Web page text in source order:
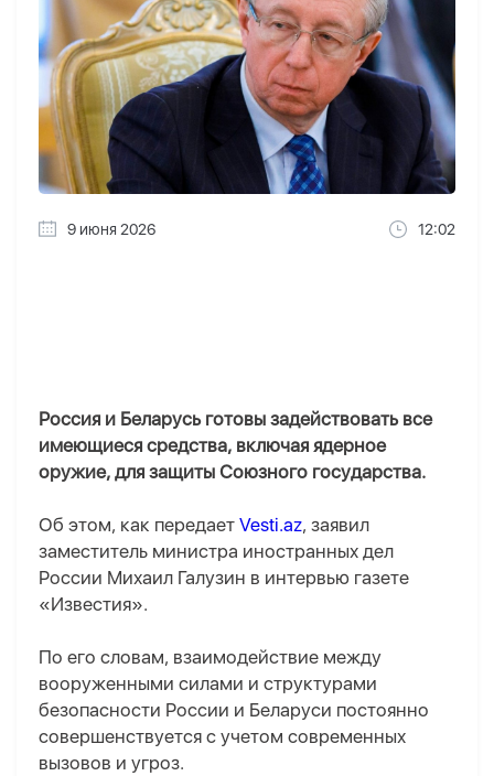
9 июня 2026 12:02
Россия и Беларусь готовы задействовать все
имеющиеся средства, включая ядерное
оружие, для защиты Союзного государства.
Об этом, как передает Vesti.az, заявил
заместитель министра иностранных дел
России Михаил Галузин в интервью газете
«Известия».
По его словам, взаимодействие между
вооруженными силами и структурами
безопасности России и Беларуси постоянно
совершенствуется с учетом современных
вызовов и угроз.